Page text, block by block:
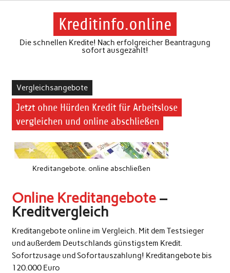
Skip
Kreditinfo.online
Die schnellen Kredite! Nach erfolgreicher Beantragung
sofort ausgezahlt!
Vergleichsangebote
Jetzt ohne Hürden Kredit für Arbeitslose
vergleichen und online abschließen
Kreditangebote. online abschließen
Online Kreditangebote–
Kreditvergleich
Kreditangebote online im Vergleich. Mit dem Testsieger
und außerdem Deutschlands günstigstem Kredit.
Sofortzusage und Sofortauszahlung! Kreditangebote bis
120.000 Euro